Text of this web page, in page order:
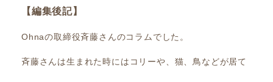
【編集後記】
Ohnaの取締役斉藤さんのコラムでした。
斉藤さんは生まれた時にはコリーや、猫、鳥などが居て